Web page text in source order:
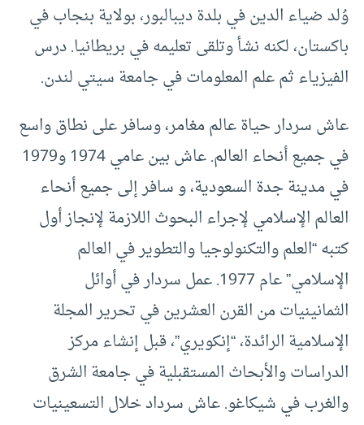
وُلد ضياء الدين في بلدة ديبالبور، بولاية بنجاب في
باكستان، لكنه نشأ وتلقى تعليمه في بريطانيا. درس
الفيزياء ثم علم المعلومات في جامعة سيتي لندن.
عاش سردار حياة عالم مغامر، وسافر على نطاق واسع
في جميع أنحاء العالم. عاش بين عامي 1974 و1979
في مدينة جدة السعودية، و سافر إلى جميع أنحاء
العالم الإسلامي لإجراء البحوث اللازمة لإنجاز أول
كتبه “العلم والتكنولوجيا والتطوير في العالم
الإسلامي” عام 1977. عمل سردار في أوائل
الثمانينيات من القرن العشرين في تحرير المجلة
الإسلامية الرائدة، “إنكويري”، قبل إنشاء مركز
الدراسات والأبحاث المستقبلية في جامعة الشرق
والغرب في شيكاغو. عاش سرداد خلال التسعينيات